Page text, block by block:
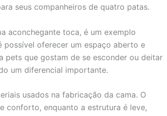
seus companheiros de quatro patas.
aconchegante toca, é um exemplo
oferecer um espaço aberto e
que gostam de se esconder ou deitar
um diferencial importante.
usados na fabricação da cama. O
conforto, enquanto a estrutura é leve,